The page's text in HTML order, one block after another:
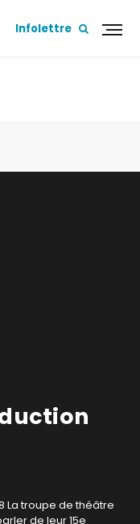
Infolettre
La troupe de théâtre
de leur 15e